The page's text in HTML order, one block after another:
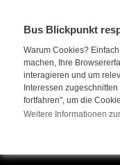
Bus Blickpunkt
Warum Cookies?
machen, Ihre
interagieren und um
Interessen
fortfahren", um die
Weitere Informationen